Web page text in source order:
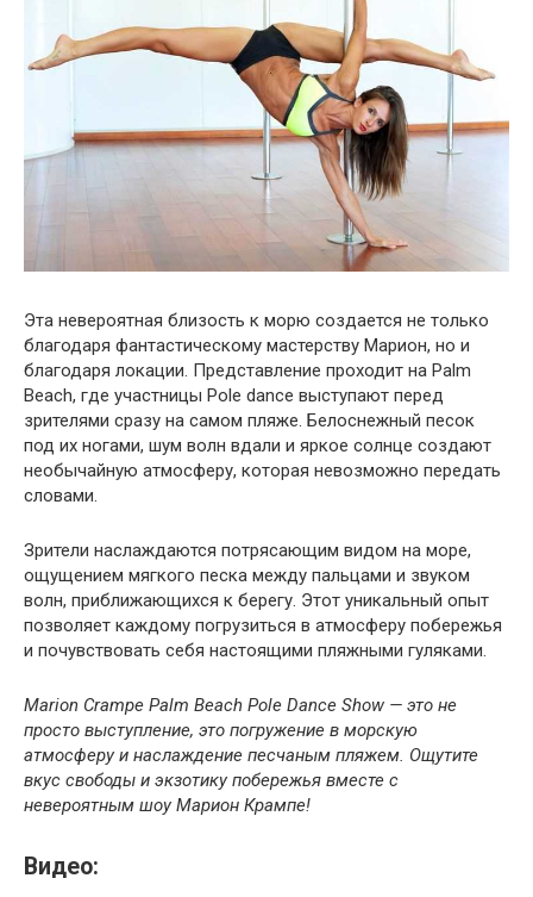
Эта невероятная близость к морю создается не только
благодаря фантастическому мастерству Марион, но и
благодаря локации. Представление проходит на Palm
Beach, где участницы Pole dance выступают перед
зрителями сразу на самом пляже. Белоснежный песок
под их ногами, шум волн вдали и яркое солнце создают
необычайную атмосферу, которая невозможно передать
словами.
Зрители наслаждаются потрясающим видом на море,
ощущением мягкого песка между пальцами и звуком
волн, приближающихся к берегу. Этот уникальный опыт
позволяет каждому погрузиться в атмосферу побережья
и почувствовать себя настоящими пляжными гуляками.
Marion Crampe Palm Beach Pole Dance Show — это не
просто выступление, это погружение в морскую
атмосферу и наслаждение песчаным пляжем. Ощутите
вкус свободы и экзотику побережья вместе с
невероятным шоу Марион Крампе!
Видео: